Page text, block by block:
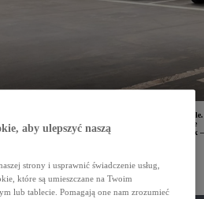
samochodów użytkowych, oferując coraz to nowe modele.
duży, użytkowy van PROACE MAX. Dwa kolejne
zmodernizowane. Niezawodny pick-up Toyoty – Hilux –
użytkowych, w tym również zelektryfikowanych. Pojazdy
by jak najlepiej odpowiadały potrzebom klientów.
aby ulepszyć naszą
strony i usprawnić świadczenie usług,
które są umieszczane na Twoim
lub tablecie. Pomagają one nam zrozumieć